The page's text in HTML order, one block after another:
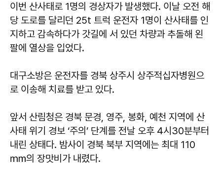
이번 산사태로 1명의 경상자가 발생했다. 이날 오전 해
당 도로를 달리던 25t 트럭 운전자 1명이 산사태를 인
지하고 감속하다가 갓길에 서 있던 차량과 추돌해 왼
팔에 열상을 입었다.
대구소방은 운전자를 경북 상주시 상주적십자병원으
로 이송해 치료를 받고 있다.
앞서 산림청은 경북 문경, 영주, 봉화, 예천 지역에 산
사태 위기 경보 ‘주의’ 단계를 전날 오후 4시30분부터
내린 상태다. 밤사이 경북 북부 지역에는 최대 110
㎜의 장맛비가 내렸다.